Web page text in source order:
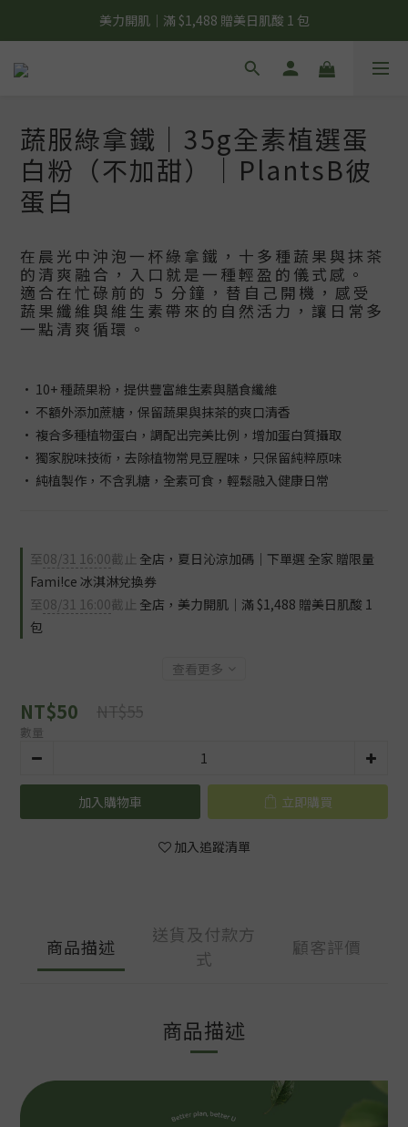
夏日輕補給｜500g 植物蛋白最低 $373 起
夏日輕補給｜500g 植物蛋白最低 $373 起
6 號彼友日｜24H 下單享 6% 購物金回饋
夏日輕補給｜500g 植物蛋白最低 $373 起
蔬服綠拿鐵｜35g全素植選蛋
白粉（不加甜）｜PlantsB彼
蛋白
在晨光中沖泡一杯綠拿鐵，十多種蔬果與抹茶
的清爽融合，入口就是一種輕盈的儀式感。
適合在忙碌前的 5 分鐘，替自己開機，感受
蔬果纖維與維生素帶來的自然活力，讓日常多
一點清爽循環。
• 10+ 種蔬果粉，提供豐富維生素與膳食纖維
• 不額外添加蔗糖，保留蔬果與抹茶的爽口清香
• 複合多種植物蛋白，調配出完美比例，增加蛋白質攝取
• 獨家脫味技術，去除植物常見豆腥味，只保留純粹原味
• 純植製作，不含乳糖，全素可食，輕鬆融入健康日常
至08/31 16:00截止 全店，夏日沁涼加碼｜下單選 全家 贈限量
Fami!ce 冰淇淋兌換券
至08/31 16:00截止 全店，美力開肌｜滿 $1,488 贈美日肌酸 1
包
查看更多
NT$50 NT$55
數量
加入購物車 立即購買
加入追蹤清單
商品描述
送貨及付款方
式
顧客評價
商品描述